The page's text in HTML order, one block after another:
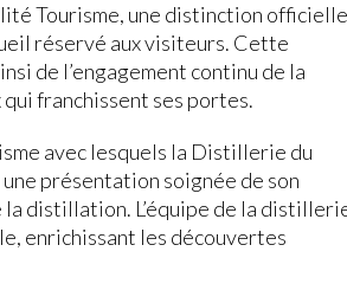
Tourisme, une distinction officielle
réservé aux visiteurs. Cette
de l’engagement continu de la
franchissent ses portes.
avec lesquels la Distillerie du
présentation soignée de son
la distillation. L’équipe de la
enrichissant les découvertes